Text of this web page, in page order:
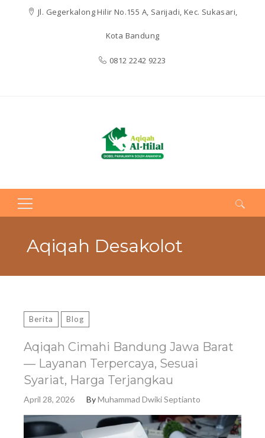
Jl. Gegerkalong Hilir No.155 A, Sarijadi, Kec. Sukasari,
Kota Bandung
0812 2242 9223
Search
Aqiqah Desakolot
Berita Blog
Aqiqah Cimahi Bandung Jawa Barat
— Layanan Terpercaya, Sesuai
Syariat, Harga Terjangkau
April 28, 2026 ByMuhammad Dwiki Septianto